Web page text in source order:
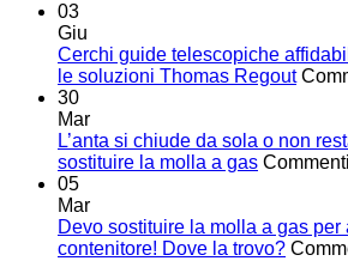
03
Giu
Cerchi guide telescopiche
le soluzioni Thomas Regout
30
Mar
L’anta si chiude da sola o non
sostituire la molla a gas
05
Mar
Devo sostituire la molla a gas per
contenitore! Dove la trovo?